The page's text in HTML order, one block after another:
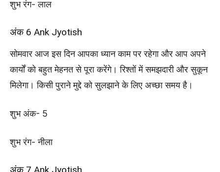
शुभ रंग- लाल
अंक 6 Ank Jyotish
सोमवार आज इस दिन आपका ध्यान काम पर रहेगा और आप अपने
कार्यों को बहुत मेहनत से पूरा करेंगे। रिश्तों में समझदारी और सुकून
मिलेगा। किसी पुराने मुद्दे को सुलझाने के लिए अच्छा समय है।
शुभ अंक- 5
शुभ रंग- नीला